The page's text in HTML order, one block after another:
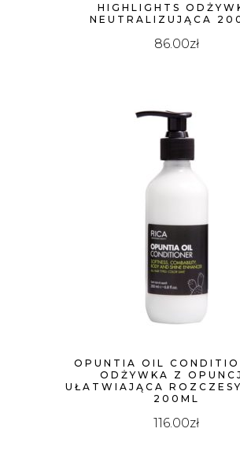
HIGHLIGHTS
NEUTRALIZUJĄCA
86.00zł
OPUNTIA OIL
ODŻYWKA Z
UŁATWIAJĄCA
200ML
116.00zł